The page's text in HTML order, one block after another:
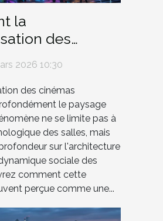
la
des
urbaine ?
2026 10:30
des cinémas
le paysage
ne se limite pas à
des salles, mais
sur l'architecture
sociale des
comment cette
perçue comme une...